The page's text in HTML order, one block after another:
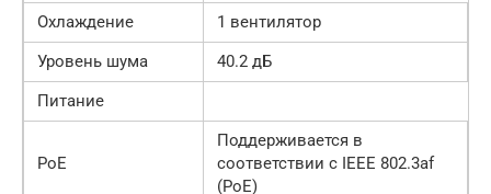
Охлаждение
1 вентилятор
Уровень шума
40.2 дБ
Питание
PoE
Поддерживается в
соответствии с IEEE 802.3af
(PoE)